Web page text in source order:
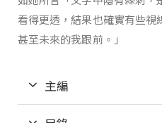
看得更透，結果也確實有些視
甚至未來的我跟前。」
主編